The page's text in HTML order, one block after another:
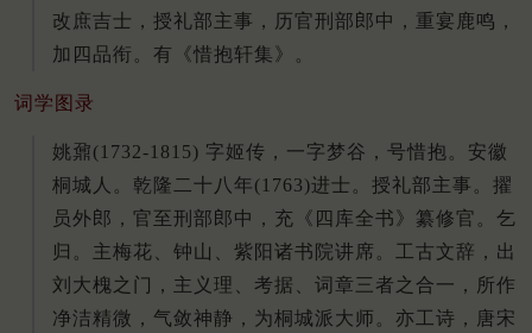
改庶吉士，授礼部主事，历官刑部郎中，重宴鹿鸣，
加四品衔。有《惜抱轩集》。
词学图录
姚鼐(1732-1815) 字姬传，一字梦谷，号惜抱。安徽
桐城人。乾隆二十八年(1763)进士。授礼部主事。擢
员外郎，官至刑部郎中，充《四库全书》纂修官。乞
归。主梅花、钟山、紫阳诸书院讲席。工古文辞，出
刘大槐之门，主义理、考据、词章三者之合一，所作
净洁精微，气敛神静，为桐城派大师。亦工诗，唐宋